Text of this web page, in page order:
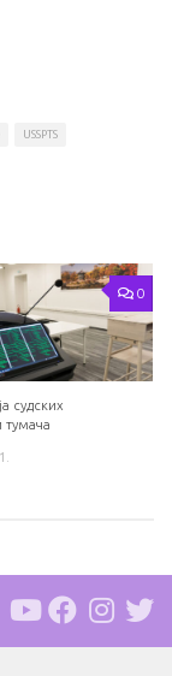
USSPTS
0
судских
тумача